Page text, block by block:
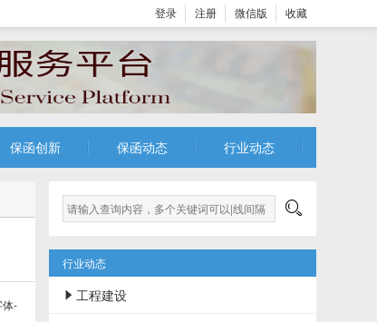
收藏
微信版
注册
登录
保函创新 保函动态 行业动态
体-

行业动态
 工程建设